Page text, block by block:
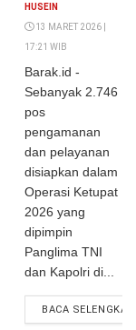
dan Kapolri
Siapkan
Ribuan Pos
Pengamanan
Mudik
HUSEIN
13 MARET 2026 |
17:21 WIB
Barak.id -
Sebanyak 2.746
pos
pengamanan
dan pelayanan
disiapkan dalam
Operasi Ketupat
2026 yang
dipimpin
Panglima TNI
dan Kapolri di...
BACA